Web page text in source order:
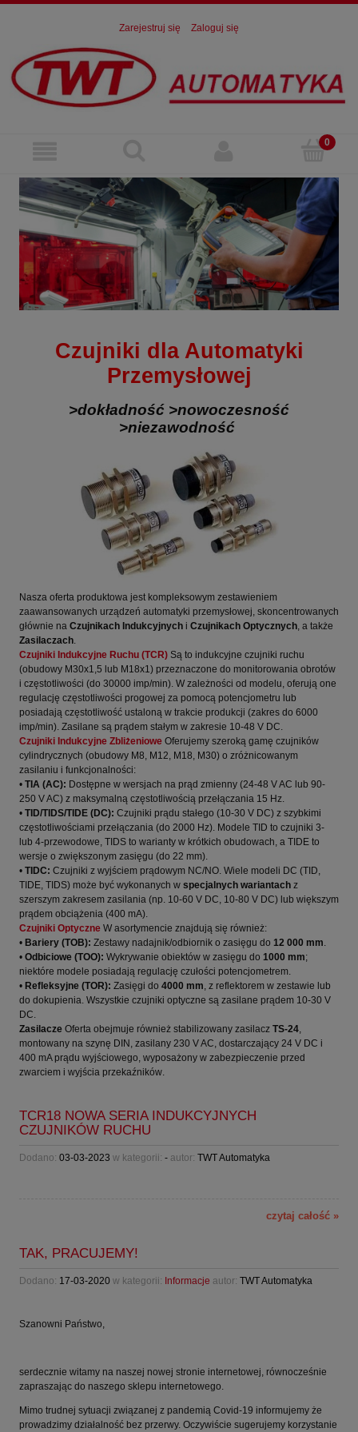
Zarejestruj się Zaloguj się
Czujniki dla Automatyki
Przemysłowej
>dokładność >nowoczesność
>niezawodność
Nasza oferta produktowa jest kompleksowym zestawieniem
zaawansowanych urządzeń automatyki przemysłowej, skoncentrowanych
głównie na Czujnikach Indukcyjnych i Czujnikach Optycznych , a także
Zasilaczach
Czujniki Indukcyjne Ruchu (TCR) Są to indukcyjne czujniki ruchu
(obudowy M30x1,5 lub M18x1) przeznaczone do monitorowania obrotów
i częstotliwości (do 30000 imp/min) . W zależności od modelu, oferują one
regulację częstotliwości progowej za pomocą potencjometru lub
posiadają częstotliwość ustaloną w trakcie produkcji (zakres do 6000
imp/min) . Zasilane są prądem stałym w zakresie 10-48 V DC
Czujniki Indukcyjne Zbliżeniowe Oferujemy szeroką gamę czujników
cylindrycznych (obudowy M8, M12, M18, M30) o zróżnicowanym
zasilaniu i funkcjonalności:
• TIA (AC): Dostępne w wersjach na prąd zmienny (24-48 V AC lub 90-
250 V AC) z maksymalną częstotliwością przełączania 15 Hz
• TID/TIDS/TIDE (DC): Czujniki prądu stałego (10-30 V DC) z szybkimi
częstotliwościami przełączania (do 2000 Hz) . Modele TID to czujniki 3-
lub 4-przewodowe, TIDS to warianty w krótkich obudowach, a TIDE to
wersje o zwiększonym zasięgu (do 22 mm)
• TIDC: Czujniki z wyjściem prądowym NC/NO Wiele modeli DC (TID,
TIDE, TIDS) może być wykonanych w specjalnych wariantach z
szerszym zakresem zasilania (np. 10-60 V DC, 10-80 V DC) lub większym
prądem obciążenia (400 mA)
Czujniki Optyczne W asortymencie znajdują się również:
• Bariery (TOB): Zestawy nadajnik/odbiornik o zasięgu do 12 000 mm
• Odbiciowe (TOO): Wykrywanie obiektów w zasięgu do 1000 mm;
niektóre modele posiadają regulację czułości potencjometrem
• Refleksyjne (TOR): Zasięgi do 4000 mm , z reflektorem w zestawie lub
do dokupienia Wszystkie czujniki optyczne są zasilane prądem 10-30 V
DC
Zasilacze Oferta obejmuje również stabilizowany zasilacz TS-24
montowany na szynę DIN, zasilany 230 V AC, dostarczający 24 V DC i
400 mA prądu wyjściowego, wyposażony w zabezpieczenie przed
zwarciem i wyjścia przekaźników
TCR18 NOWA SERIA INDUKCYJNYCH
CZUJNIKÓW RUCHU
Dodano: 03-03-2023 w kategorii: - autor: TWT Automatyka
czytaj całość »
TAK, PRACUJEMY!
Dodano: 17-03-2020 w kategorii: Informacje autor: TWT Automatyka
Szanowni Państwo,
serdecznie witamy na naszej nowej stronie internetowej, równocześnie
zapraszając do naszego sklepu internetowego.
Mimo trudnej sytuacji związanej z pandemią Covid-19 informujemy że
prowadzimy działalność bez przerwy. Oczywiście sugerujemy korzystanie